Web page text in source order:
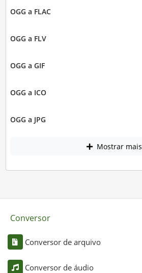
OGG a FLAC
OGG a FLV
OGG a GIF
OGG a ICO
OGG a JPG
Mostrar mais
Conversor
Conversor de arquivo
Conversor de áudio